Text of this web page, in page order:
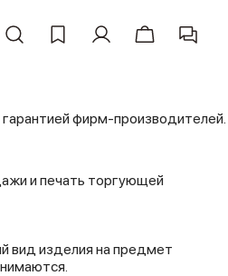
фирм-производителей.
и печать торгующей
вид изделия на предмет